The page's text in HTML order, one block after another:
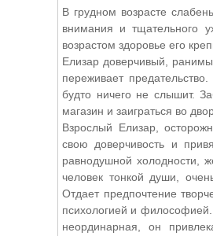
В грудном возрасте
внимания и тщательного
возрастом здоровье его
Елизар доверчивый,
переживает
будто ничего не слышит.
магазин и заиграться во
Взрослый Елизар,
свою доверчивость и
равнодушной холодности,
человек тонкой души,
Отдает предпочтение
психологией и
неординарная, он